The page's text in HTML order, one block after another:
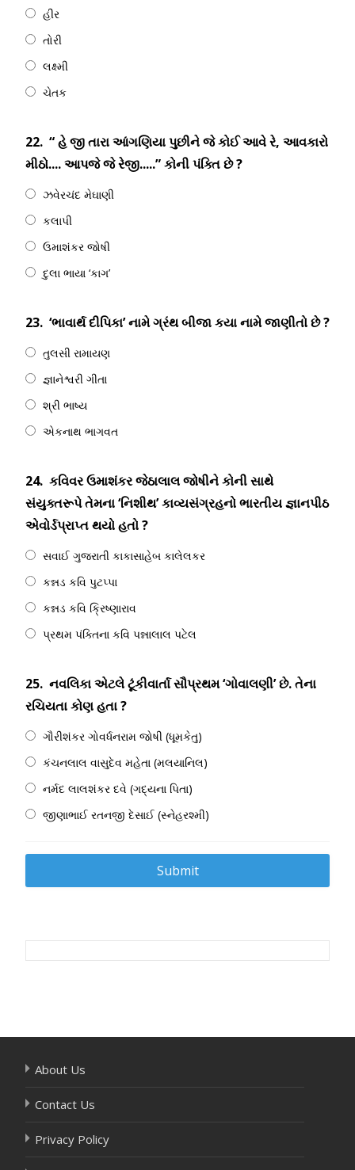
હીર
તોરી
લક્ષ્મી
ચેતક
22. “ હે જી તારા આંગણિયા પુછીને જે કોઈ આવે રે, આવકારો
મીઠો.... આપજે જે રેજી.....” કોની પંક્તિ છે ?
ઝવેરચંદ મેઘાણી
કલાપી
ઉમાશંકર જોષી
દુલા ભાયા ‘કાગ’
23. ‘ભાવાર્થ દીપિકા’ નામે ગ્રંથ બીજા કયા નામે જાણીતો છે ?
તુલસી રામાયણ
જ્ઞાનેશ્વરી ગીતા
શ્રી ભાષ્ય
એકનાથ ભાગવત
24. કવિવર ઉમાશંકર જેઠાલાલ જોષીને કોની સાથે
સંયુક્તરૂપે તેમના ‘નિશીથ’ કાવ્યસંગ્રહનો ભારતીય જ્ઞાનપીઠ
એવોર્ડપ્રાપ્ત થયો હતો ?
સવાઈ ગુજરાતી કાકાસાહેબ કાલેલકર
કન્નડ કવિ પુટપ્પા
કન્નડ કવિ ક્રિષ્ણારાવ
પ્રથમ પંક્તિના કવિ પન્નાલાલ પટેલ
25. નવલિકા એટલે ટૂંકીવાર્તા સૌપ્રથમ ‘ગોવાલણી’ છે. તેના
રચિયતા કોણ હતા ?
ગૌરીશંકર ગોવર્ધનરામ જોષી (ધૂમકેતુ)
કંચનલાલ વાસુદેવ મહેતા (મલયાનિલ)
નર્મદ લાલશંકર દવે (ગદ્યના પિતા)
જીણાભાઈ રતનજી દેસાઈ (સ્નેહરશ્મી)
Post
About Us
Contact Us
Privacy Policy